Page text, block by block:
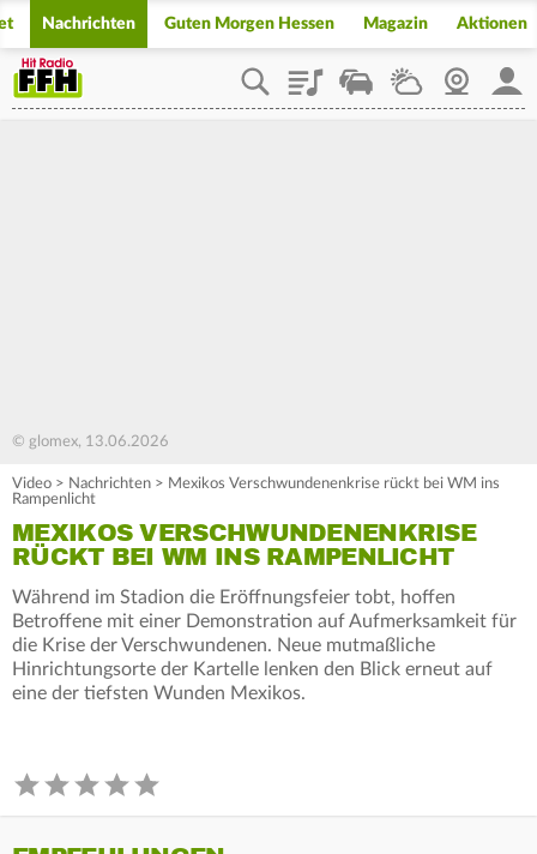
Nachrichten Guten Morgen Hessen Magazin Aktionen
PlaylistStaupilotWetterWebcam
© glomex, 13.06.2026
Video > Nachrichten > Mexikos Verschwundenenkrise rückt bei WM ins
Rampenlicht
MEXIKOS VERSCHWUNDENENKRISE
RÜCKT BEI WM INS RAMPENLICHT
Während im Stadion die Eröffnungsfeier tobt, hoffen
Betroffene mit einer Demonstration auf Aufmerksamkeit für
die Krise der Verschwundenen. Neue mutmaßliche
Hinrichtungsorte der Kartelle lenken den Blick erneut auf
eine der tiefsten Wunden Mexikos.